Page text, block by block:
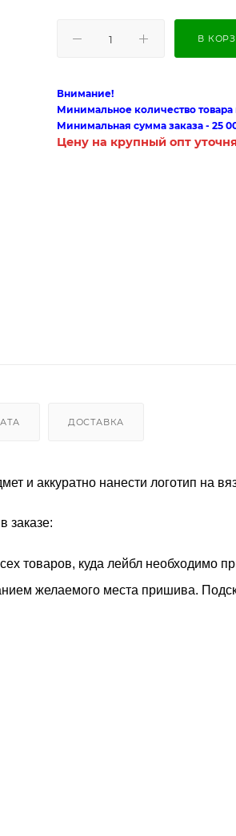
В
Внимание!
Минимальное количество товара
Минимальная сумма заказа - 25
Цену на крупный опт
ДОСТАВКА
и аккуратно нанести логотип на
заказе:
товаров, куда лейбл необходимо
желаемого места пришива.